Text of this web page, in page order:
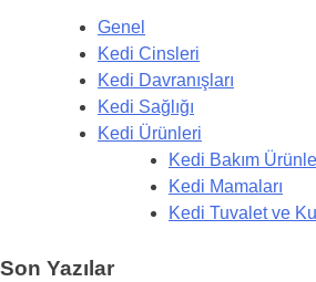
Genel
Kedi Cinsleri
Kedi Davranışları
Kedi Sağlığı
Kedi Ürünleri
Kedi Bakım
Kedi Mamaları
Kedi Tuvalet ve
Son Yazılar